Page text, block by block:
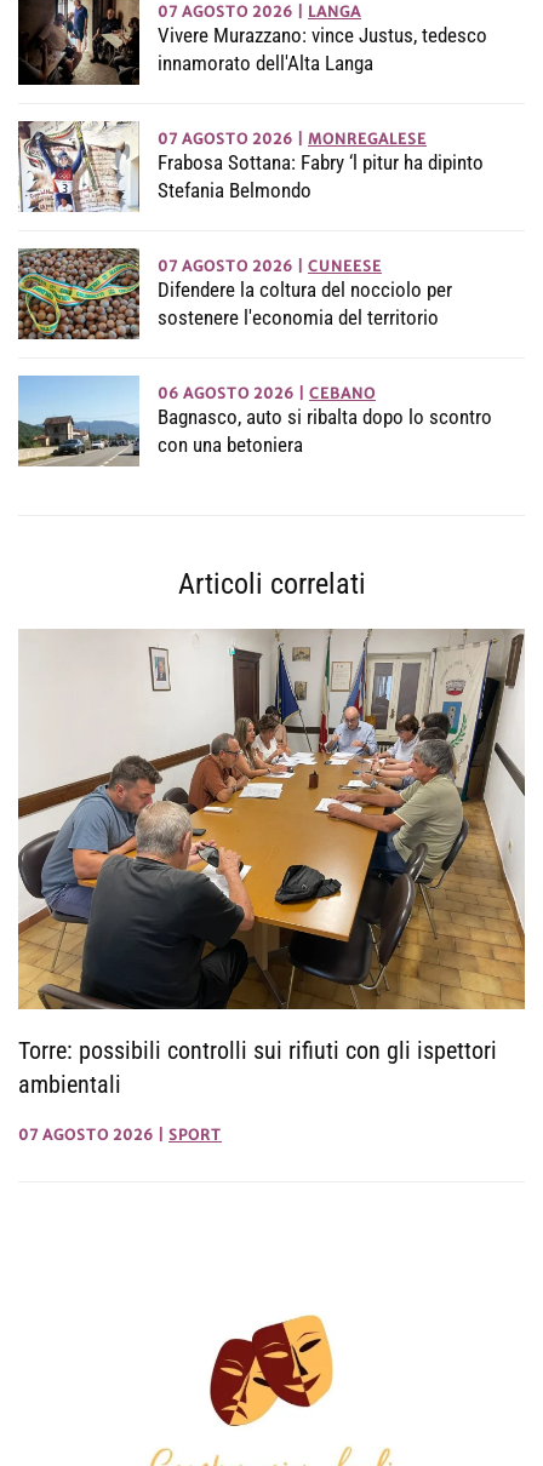
07 AGOSTO 2026 LANGA
Vivere Murazzano: vince Justus, tedesco
innamorato dell'Alta Langa
07 AGOSTO 2026 MONREGALESE
Frabosa Sottana: Fabry ‘l pitur ha dipinto
Stefania Belmondo
07 AGOSTO 2026 CUNEESE
Difendere la coltura del nocciolo per
sostenere l'economia del territorio
06 AGOSTO 2026 CEBANO
Bagnasco, auto si ribalta dopo lo scontro
con una betoniera
Articoli correlati
Torre: possibili controlli sui rifiuti con gli ispettori
ambientali
07 AGOSTO 2026 SPORT